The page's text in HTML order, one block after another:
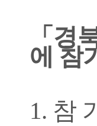
「 경
에 참
1. 참